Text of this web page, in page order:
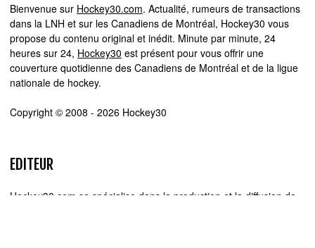
Bienvenue sur Hockey30.com. Actualité, rumeurs de transactions
dans la LNH et sur les Canadiens de Montréal, Hockey30 vous
propose du contenu original et inédit. Minute par minute, 24
heures sur 24, Hockey30 est présent pour vous offrir une
couverture quotidienne des Canadiens de Montréal et de la ligue
nationale de hockey.
Copyright © 2008 - 2026 Hockey30
EDITEUR
Hockey30.com se spécialise dans la production et la diffusion de